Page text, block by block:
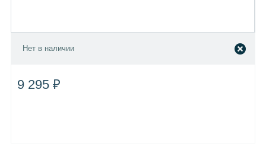
Нет в наличии
9 295 ₽